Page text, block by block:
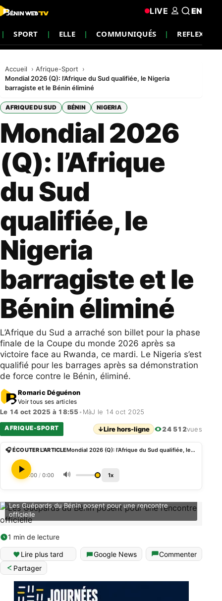
SPORT ELLE COMMUNIQUÉS REFLEXION
LIVE EN
Accueil
Afrique-Sport
Mondial 2026 (Q): l’Afrique du Sud qualifiée, le Nigeria
barragiste et le Bénin éliminé
AFRIQUE DU SUD BÉNIN NIGERIA
Mondial 2026
(Q): l’Afrique
du Sud
qualifiée, le
Nigeria
barragiste et le
Bénin éliminé
L’Afrique du Sud a arraché son billet pour la phase
finale de la Coupe du monde 2026 après sa
victoire face au Rwanda, ce mardi. Le Nigeria s’est
qualifié pour les barrages après sa démonstration
de force contre le Bénin, éliminé.
Romaric Déguénon
Voir tous ses articles
Le 14 oct 2025 à 18:55 • MàJ le 14 oct 2025
AFRIQUE-SPORT ↓Lire hors-ligne 24 512vues
🎧 ÉCOUTER L'ARTICLE Mondial 2026 (Q): l’Afrique du Sud qualifiée, le Nigeria barragiste et le Bénin éliminé
0:00 / 0:00 🔊 1x
Les Guépards du Bénin posent pour une rencontre
officielle
1 min de lecture
Lire plus tard Google News
Commenter
Partager